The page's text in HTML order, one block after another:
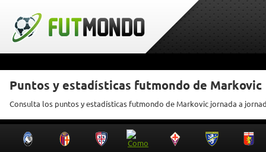
Puntos y estadísticas futmondo de Markovic
Consulta los puntos y estadísticas futmondo de Markovic jornada a